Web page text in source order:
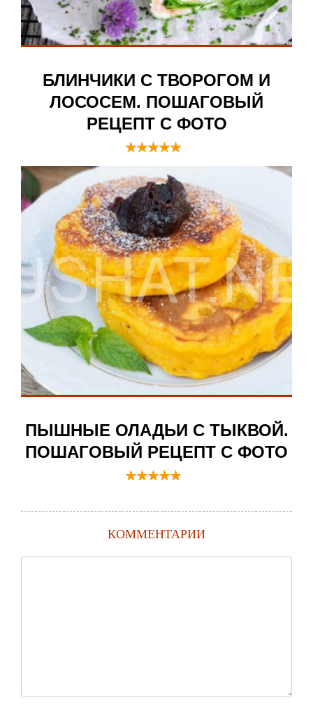
БЛИНЧИКИ С ТВОРОГОМ И
ЛОСОСЕМ. ПОШАГОВЫЙ
РЕЦЕПТ С ФОТО
ПЫШНЫЕ ОЛАДЬИ С ТЫКВОЙ.
ПОШАГОВЫЙ РЕЦЕПТ С ФОТО
КОММЕНТАРИИ